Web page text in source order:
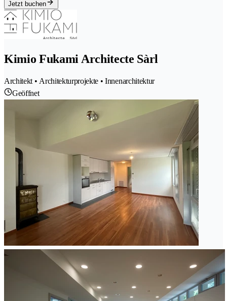
Jetzt buchen
Kimio Fukami Architecte Sàrl
Architekt • Architekturprojekte • Innenarchitektur
Geöffnet